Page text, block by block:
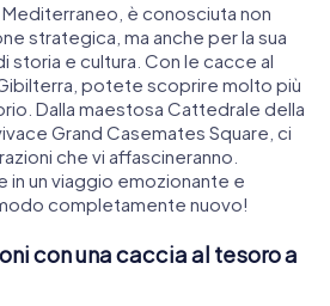
è conosciuta non
strategica, ma anche per la sua
storia e cultura. Con le cacce al
potete scoprire molto più
Dalla maestosa Cattedrale della
Grand Casemates Square, ci
che vi affascineranno.
in un viaggio emozionante e
completamente nuovo!
con una caccia al tesoro a